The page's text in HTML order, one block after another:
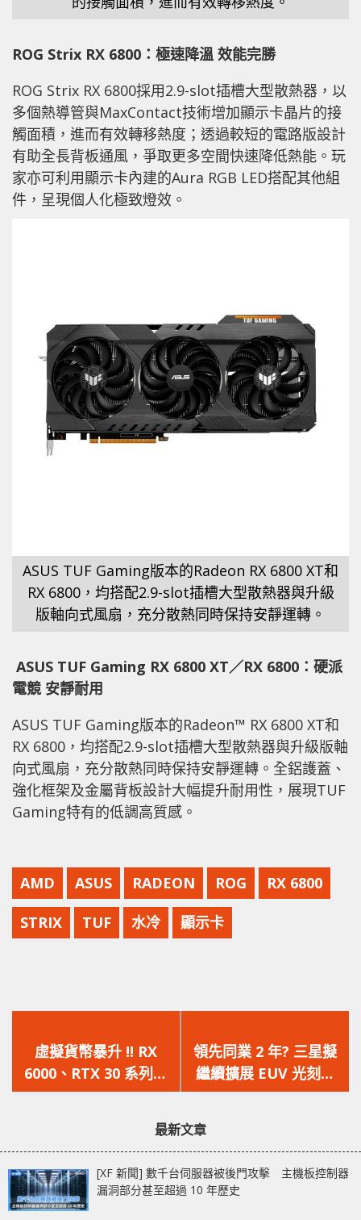
ROG Strix RX 6800 ： 極速降溫 效能完勝
ROG Strix RX 6800採用2.9-slot插槽大型散熱器，以
多個熱導管與MaxContact技術增加顯示卡晶片的接
觸面積，進而有效轉移熱度；透過較短的電路版設計
有助全長背板通風，爭取更多空間快速降低熱能。玩
家亦可利用顯示卡內建的Aura RGB LED搭配其他組
件，呈現個人化極致燈效。
ASUS TUF Gaming版本的Radeon RX 6800 XT和
RX 6800，均搭配2.9-slot插槽大型散熱器與升級
版軸向式風扇，充分散熱同時保持安靜運轉。
ASUS TUF Gaming RX 6800 XT／RX 6800：硬派
電競 安靜耐用
ASUS TUF Gaming版本的Radeon™ RX 6800 XT和
RX 6800，均搭配2.9-slot插槽大型散熱器與升級版軸
向式風扇，充分散熱同時保持安靜運轉。全鋁護蓋、
強化框架及金屬背板設計大幅提升耐用性，展現TUF
Gaming特有的低調高質感。
AMD ASUS RADEON ROG RX 6800
STRIX TUF 水冷 顯示卡
一
篇
文
虛擬貨幣暴升 !! RX
6000、RTX 30 系列顯
示卡供應持續緊張
一
篇
文
領先同業 2 年? 三星擬
繼續擴展 EUV 光刻生
產的規模
最新文章
[XF 新聞] 數千台伺服器被後門攻擊 主機板控制器
漏洞部分甚至超過 10 年歷史